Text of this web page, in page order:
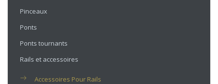
Pinceaux
Ponts
Ponts tournants
Rails et accessoires
Accessoires Pour Rails